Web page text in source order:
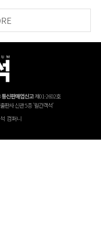
통신판매업신고제01-2602호
판사 신관 5층 '월간객석'
컴퍼니